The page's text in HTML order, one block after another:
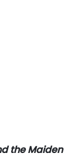
the Maiden